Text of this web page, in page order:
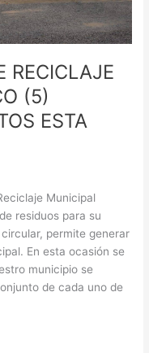
RECICLAJE
(5)
ESTA
Municipal
residuos para su
permite generar
En esta ocasión se
municipio se
de cada uno de